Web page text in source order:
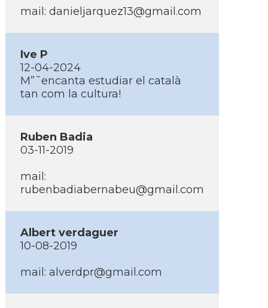
mail: danieljarquez13@gmail.com
Ive P
12-04-2024
M”˜encanta estudiar el català
tan com la cultura!
Ruben Badia
03-11-2019
mail:
rubenbadiabernabeu@gmail.com
Albert verdaguer
10-08-2019
mail: alverdpr@gmail.com